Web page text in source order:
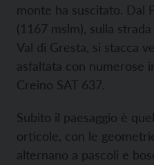
monte ha suscitato. Dal
(1167 mslm), sulla
Val di Gresta, si stacca
asfaltata con numerose
Creino SAT 637.
Subito il paesaggio è
orticole, con le
alternano a pascoli e